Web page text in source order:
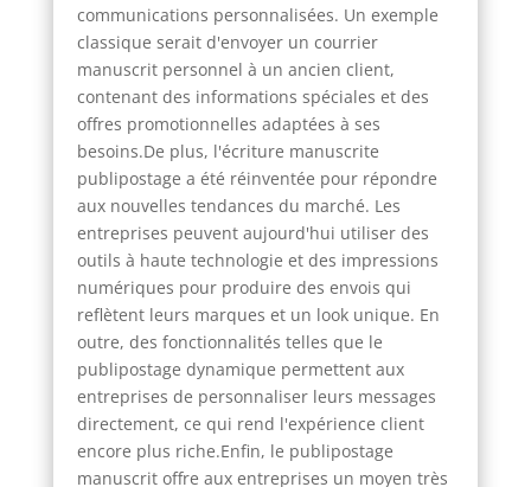
communications personnalisées. Un exemple
classique serait d'envoyer un courrier
manuscrit personnel à un ancien client,
contenant des informations spéciales et des
offres promotionnelles adaptées à ses
besoins.De plus, l'écriture manuscrite
publipostage a été réinventée pour répondre
aux nouvelles tendances du marché. Les
entreprises peuvent aujourd'hui utiliser des
outils à haute technologie et des impressions
numériques pour produire des envois qui
reflètent leurs marques et un look unique. En
outre, des fonctionnalités telles que le
publipostage dynamique permettent aux
entreprises de personnaliser leurs messages
directement, ce qui rend l'expérience client
encore plus riche.Enfin, le publipostage
manuscrit offre aux entreprises un moyen très